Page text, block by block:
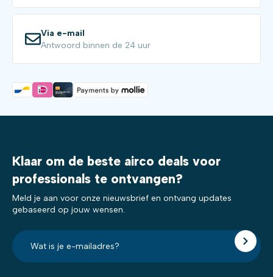
Via e-mail
Antwoord binnen de 24 uur
Klaar om de beste airco deals voor
professionals te ontvangen?
Meld je aan voor onze nieuwsbrief en ontvang updates
gebaseerd op jouw wensen.
E-
mailadres?
*